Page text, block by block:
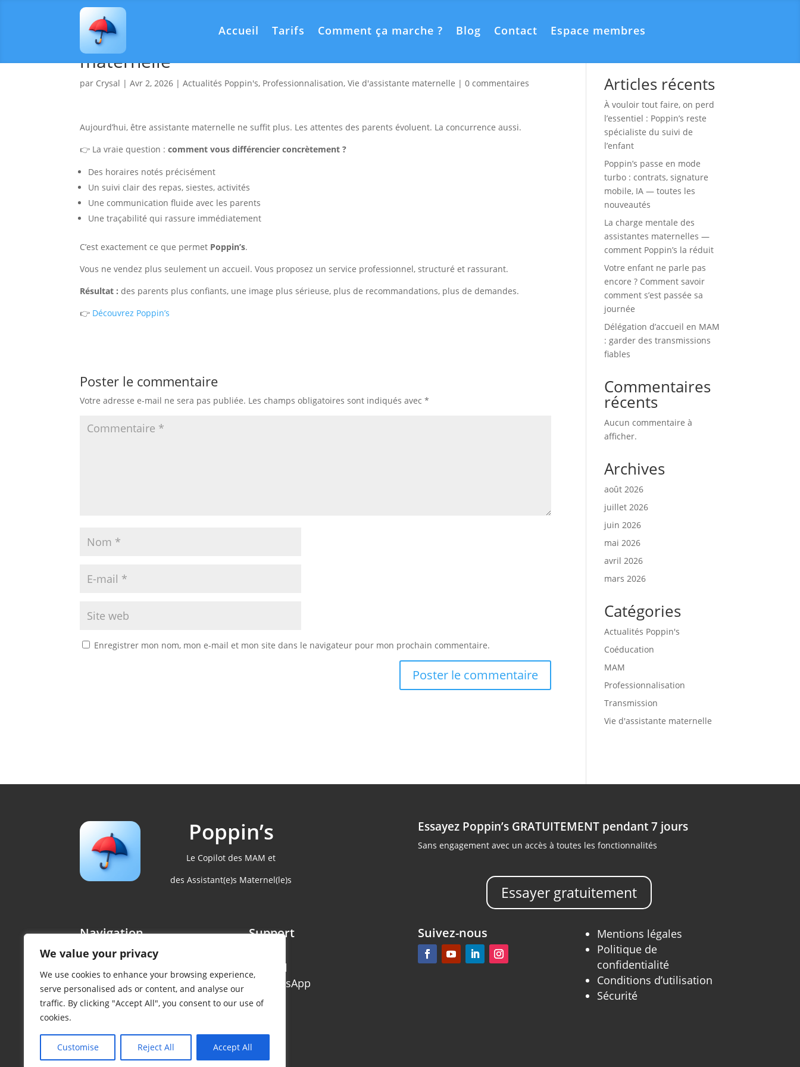
We value your privacy
We use cookies to enhance your browsing experience,
serve personalised ads or content, and analyse our
traffic. By clicking "Accept All", you consent to our use of
cookies.
Customise Reject All Accept All
Accueil Tarifs Comment ça marche ? Blog Contact Espace membres
Comment se différencier en tant qu’assistante
maternelle
par Crysal |Avr 2, 2026 |Actualités Poppin's, Professionnalisation,Vie d'assistante maternelle |0 commentaires
Aujourd’hui, être assistante maternelle ne suffit plus. Les attentes des parents évoluent. La concurrence aussi.
👉 La vraie question :comment vous différencier concrètement ?
Des horaires notés précisément
Un suivi clair des repas, siestes, activités
Une communication fluide avec les parents
Une traçabilité qui rassure immédiatement
C’est exactement ce que permet Poppin’s.
Vous ne vendez plus seulement un accueil. Vous proposez un service professionnel, structuré et rassurant.
Résultat : des parents plus confiants, une image plus sérieuse, plus de recommandations, plus de demandes.
👉 Découvrez Poppin’s
Poster le commentaire
Votre adresse e-mail ne sera pas publiée. Les champs obligatoires sont indiqués avec*
Enregistrer mon nom, mon e-mail et mon site dans le navigateur pour mon prochain commentaire.
Articles récents
À vouloir tout faire, on perd
l’essentiel : Poppin’s reste
spécialiste du suivi de
l’enfant
Poppin’s passe en mode
turbo : contrats, signature
mobile, IA — toutes les
nouveautés
La charge mentale des
assistantes maternelles —
comment Poppin’s la réduit
Votre enfant ne parle pas
encore ? Comment savoir
comment s’est passée sa
journée
Délégation d’accueil en MAM
: garder des transmissions
fiables
Commentaires
récents
Aucun commentaire à
afficher.
Archives
août 2026
juillet 2026
juin 2026
mai 2026
avril 2026
mars 2026
Catégories
Actualités Poppin's
Coéducation
MAM
Professionnalisation
Transmission
Vie d'assistante maternelle
Poppin’s
Le Copilot des MAM et
des Assistant(e)s Maternel(le)s
Essayez Poppin’s GRATUITEMENT pendant 7 jours
Sans engagement avec un accès à toutes les fonctionnalités
Essayer gratuitement
Navigation
Accueil
Tarifs
Comment ça marche ?
Blog
Espace membres
Support
Email
WhatsApp
Suivez-nous
Mentions légales
Politique de
confidentialité
Conditions d’utilisation
Sécurité